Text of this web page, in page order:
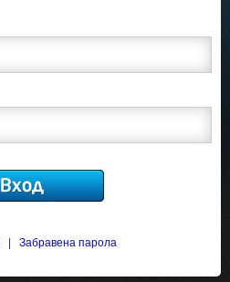
Забравена парола